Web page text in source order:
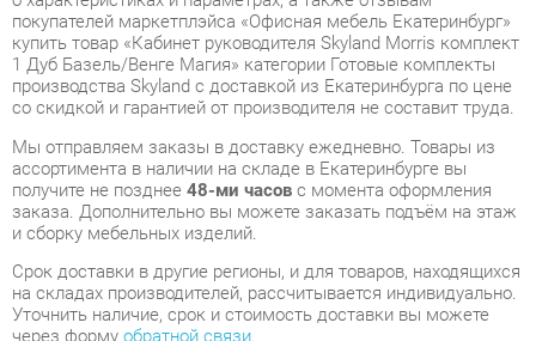
со скидкой и гарантией от производителя не составит труда.
Мы отправляем заказы в доставку ежедневно. Товары из
ассортимента в наличии на складе в Екатеринбурге вы
получите не позднее48-ми часовс момента оформления
заказа. Дополнительно вы можете заказать подъём на этаж
и сборку мебельных изделий.
Срок доставки в другие регионы, и для товаров, находящихся
на складах производителей, рассчитывается индивидуально.
Уточнить наличие, срок и стоимость доставки вы можете
через формуобратной связи.
В любой момент до передачи заказа в доставку, а также в
течение 7-ми дней после получения заказа вы можете
изменить выборили принять решение об отказе от покупки.